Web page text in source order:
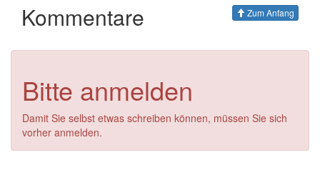
Kommentare Zum Anfang
Bitte anmelden
Damit Sie selbst etwas schreiben können, müssen Sie sich
vorher anmelden.